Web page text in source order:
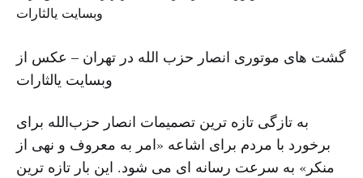
گشت های موتوری انصار حزب الله در تهران – عکس از
وبسایت یالثارات
به تازگی تازه ترین تصمیمات انصار حزب‌الله برای
برخورد با مردم برای اشاعه «امر به معروف و نهی از
منکر» به سرعت رسانه ای می شود. این بار تازه ترین